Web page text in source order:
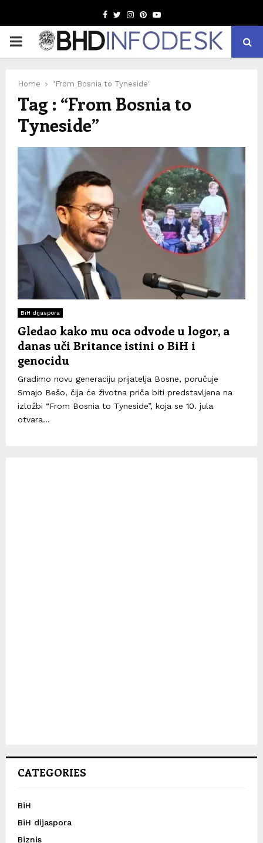
Facebook
TwitterInstagram
Pinterest
Youtube
PRIMARY
Home "From Bosnia to Tyneside"
Tag : “From Bosnia to
Tyneside”
BiH dijaspora
Gledao kako mu oca odvode u logor, a
danas uči Britance istini o BiH i
genocidu
Gradimo novu generaciju prijatelja Bosne, poručuje
Smajo Bešo, čija će životna priča biti predstavljena na
izložbi “From Bosnia to Tyneside”, koja se 10. jula
otvara...
CATEGORIES
BiH
BiH dijaspora
Biznis